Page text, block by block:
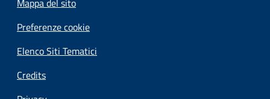
Preferenze cookie
Elenco Siti Tematici
Credits